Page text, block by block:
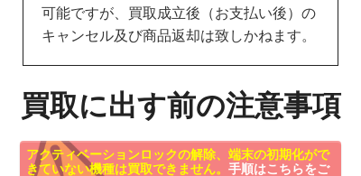
可能ですが、買取成立後（お支払い後）の
キャンセル及び商品返却は致しかねます。
買取に出す前の注意事項
アクティベーションロックの解除、端末の初期化がで
きていない機種は買取できません。 手順はこちらをご